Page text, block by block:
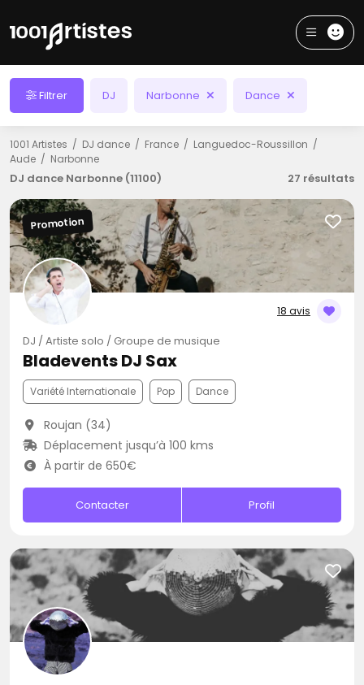
Filtrer DJ Narbonne Dance
1001 Artistes DJ dance France
Languedoc-Roussillon
Aude
Narbonne
DJ dance Narbonne (11100) 27 résultats
18 avis
Promotion
DJ / Artiste solo / Groupe de musique
Bladevents DJ Sax
Variété Internationale Pop Dance
Roujan (34)
Déplacement jusqu’à 100 kms
À partir de 650€
Contacter Profil